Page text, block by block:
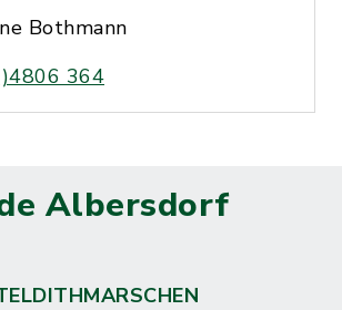
Bothmann
364
Albersdorf